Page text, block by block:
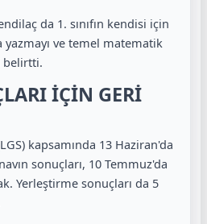
da 1. sınıfın kendisi için
ve temel matematik
belirtti.
İÇİN GERİ
kapsamında 13 Haziran'da
sonuçları, 10 Temmuz'da
Yerleştirme sonuçları da 5